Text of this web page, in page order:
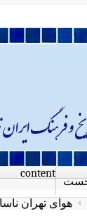
content
هوای تهران